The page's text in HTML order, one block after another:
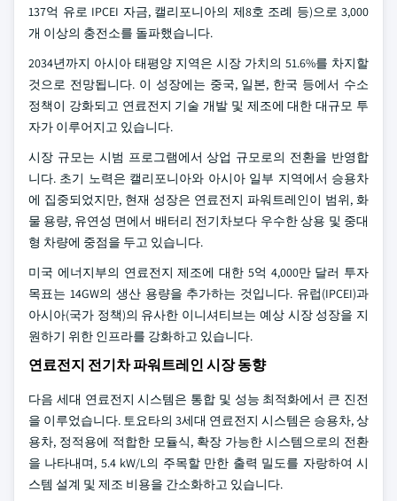
137억 유로 IPCEI 자금, 캘리포니아의 제8호 조례 등)으로 3,000
개 이상의 충전소를 돌파했습니다.
2034년까지 아시아 태평양 지역은 시장 가치의 51.6%를 차지할
것으로 전망됩니다. 이 성장에는 중국, 일본, 한국 등에서 수소
정책이 강화되고 연료전지 기술 개발 및 제조에 대한 대규모 투
자가 이루어지고 있습니다.
시장 규모는 시범 프로그램에서 상업 규모로의 전환을 반영합
니다. 초기 노력은 캘리포니아와 아시아 일부 지역에서 승용차
에 집중되었지만, 현재 성장은 연료전지 파워트레인이 범위, 화
물 용량, 유연성 면에서 배터리 전기차보다 우수한 상용 및 중대
형 차량에 중점을 두고 있습니다.
미국 에너지부의 연료전지 제조에 대한 5억 4,000만 달러 투자
목표는 14GW의 생산 용량을 추가하는 것입니다. 유럽(IPCEI)과
아시아(국가 정책)의 유사한 이니셔티브는 예상 시장 성장을 지
원하기 위한 인프라를 강화하고 있습니다.
연료전지 전기차 파워트레인 시장 동향
다음 세대 연료전지 시스템은 통합 및 성능 최적화에서 큰 진전
을 이루었습니다. 토요타의 3세대 연료전지 시스템은 승용차, 상
용차, 정적용에 적합한 모듈식, 확장 가능한 시스템으로의 전환
을 나타내며, 5.4 kW/L의 주목할 만한 출력 밀도를 자랑하여 시
스템 설계 및 제조 비용을 간소화하고 있습니다.